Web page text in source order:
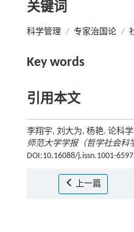
关键词
科学管理 / 专家治国论 /
Key words
引用本文
李翔宇, 刘大为, 杨艳. 论科
师范大学学报（哲学社会科
DOI:10.16088/j.issn.1001-
上一篇